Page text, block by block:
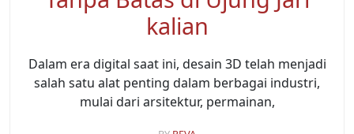
kalian
Dalam era digital saat ini, desain 3D telah menjadi
salah satu alat penting dalam berbagai industri,
mulai dari arsitektur, permainan,